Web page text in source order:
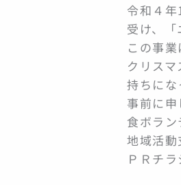
令和４
受け、「
この事
クリス
持ちにな
事前に
食ボラン
地域活
ＰＲチ